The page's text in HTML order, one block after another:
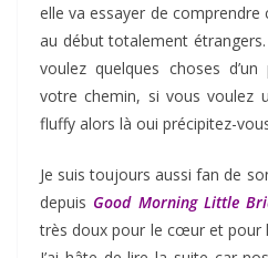
elle va essayer de
au début totalement
voulez quelques choses
votre chemin, si vous voulez
fluffy alors là oui précipitez-
Je suis toujours aussi fan de
depuis Good Morning Little
très doux pour le cœur et pour